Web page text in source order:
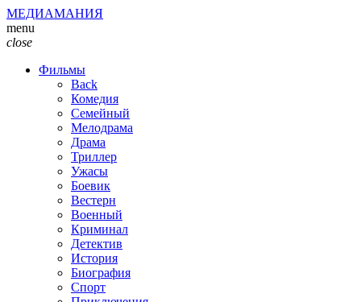
МЕДИАМАНИЯ
menu
close
Фильмы
Back
Комедия
Семейный
Мелодрама
Драма
Триллер
Ужасы
Боевик
Вестерн
Военный
Криминал
Детектив
История
Биография
Спорт